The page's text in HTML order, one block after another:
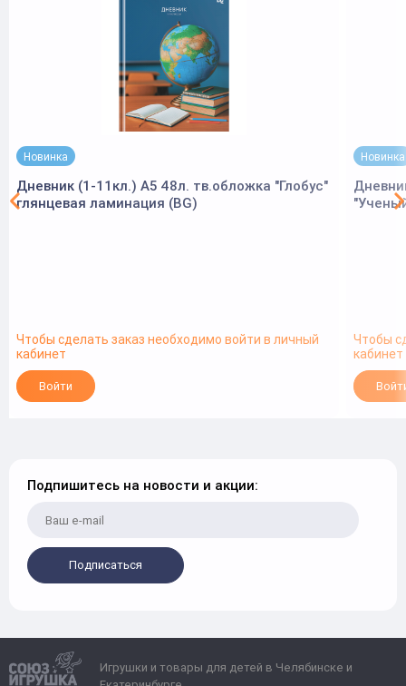
Новинка
Дневник (1-11кл.) А5 48л. тв.обложка "Глобус"
глянцевая ламинация (BG)
Чтобы сделать заказ необходимо войти в личный
кабинет
Войти
Новинка
Чтобы
кабинет
Подпишитесь на новости и акции:
Подписаться
Игрушки и товары для детей в Челябинске и